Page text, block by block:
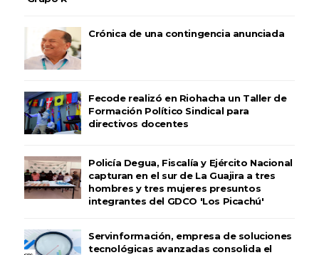
Crónica de una contingencia anunciada
Fecode realizó en Riohacha un Taller de
Formación Político Sindical para
directivos docentes
Policía Degua, Fiscalía y Ejército Nacional
capturan en el sur de La Guajira a tres
hombres y tres mujeres presuntos
integrantes del GDCO 'Los Picachú'
Servinformación, empresa de soluciones
tecnológicas avanzadas consolida el